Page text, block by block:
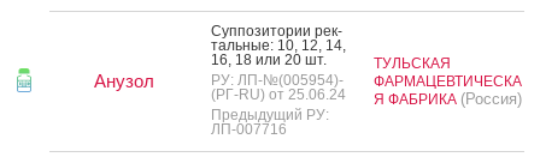
Анузол
Суп­по­зито­рии рек­
таль­ные: 10, 12, 14,
16, 18 или 20 шт.
РУ: ЛП-№(005954)-
(РГ-RU) от 25.06.24
Предыдущий РУ:
ЛП-007716
ТУЛЬСКАЯ
ФАРМАЦЕВТИЧЕСКА
Я ФАБРИКА (Россия)